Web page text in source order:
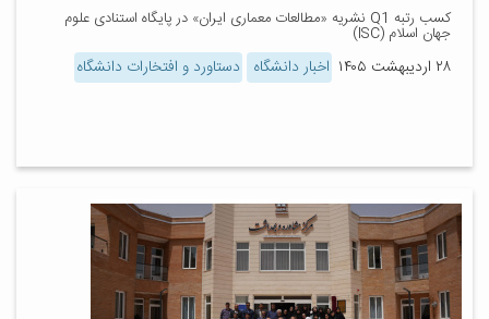
کسب رتبه Q1 نشریه «مطالعات معماری ایران» در پایگاه استنادی علوم
جهان اسلام (ISC)
۲۸ اردیبهشت ۱۴۰۵ اخبار دانشگاه دستاورد و افتخارات دانشگاه